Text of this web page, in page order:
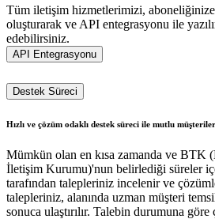
Tüm iletişim hizmetlerimizi, aboneliğinize
oluşturarak ve API entegrasyonu ile
edebilirsiniz.
API Entegrasyonu
Destek Süreci
Hızlı ve çözüm odaklı destek süreci ile mutlu
Mümkün olan en kısa zamanda ve
İletişim Kurumu)'nun belirlediği süreler
tarafından talepleriniz incelenir ve
talepleriniz, alanında uzman müşteri
sonuca ulaştırılır. Talebin durumuna göre